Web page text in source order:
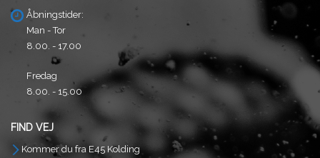
Åbningstider:
Man - Tor
8.00. - 17.00
Fredag
8.00. - 15.00
FIND VEJ
Kommer du fra E45 Kolding